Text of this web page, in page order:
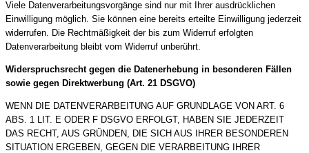
Viele Datenverarbeitungsvorgänge sind nur mit Ihrer ausdrücklichen
Einwilligung möglich. Sie können eine bereits erteilte Einwilligung jederzeit
widerrufen. Die Rechtmäßigkeit der bis zum Widerruf erfolgten
Datenverarbeitung bleibt vom Widerruf unberührt.
Widerspruchsrecht gegen die Datenerhebung in besonderen Fällen
sowie gegen Direktwerbung (Art. 21 DSGVO)
WENN DIE DATENVERARBEITUNG AUF GRUNDLAGE VON ART. 6
ABS. 1 LIT. E ODER F DSGVO ERFOLGT, HABEN SIE JEDERZEIT
DAS RECHT, AUS GRÜNDEN, DIE SICH AUS IHRER BESONDEREN
SITUATION ERGEBEN, GEGEN DIE VERARBEITUNG IHRER